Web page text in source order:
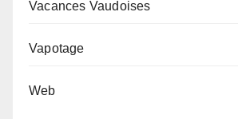
Vacances Vaudoises
Vapotage
Web